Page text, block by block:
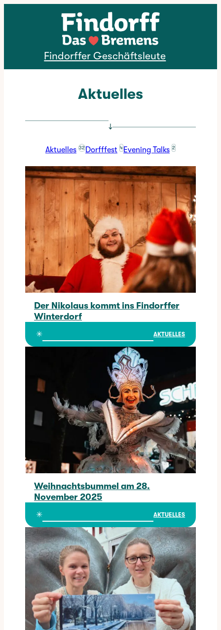
Direkt zum Inhalt
Findorffer Geschäftsleute
Aktuelles
↓
Aktuelles 32 Dorfffest 4 Evening Talks 2
Der Nikolaus kommt ins Findorffer
Winterdorf
Der Nikolaus kommt ins Findorffer Winterdorf
✳︎
AKTUELLES
Weihnachtsbummel am 28.
November 2025
Weihnachtsbummel am 28. November 2025
✳︎
AKTUELLES